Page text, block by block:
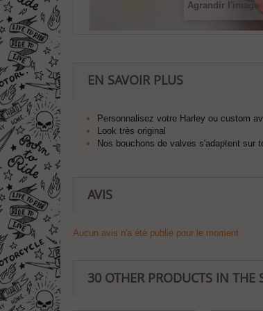
Agrandir l'image
EN SAVOIR PLUS
Personnalisez votre Harley ou custom
Look très original
Nos bouchons de valves s'adaptent sur
AVIS
Aucun avis n'a été publié pour le moment.
30 OTHER PRODUCTS IN THE